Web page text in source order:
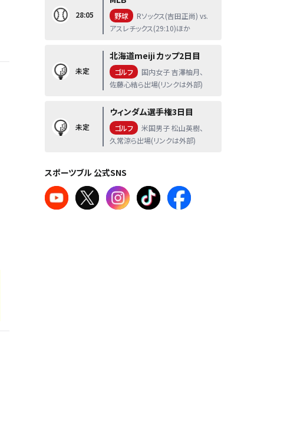
28:05 野球
Rソックス(吉田正尚) vs.
アスレチックス(29:10)ほか
未定
北海道meiji カップ2日目
ゴルフ
国内女子 吉澤柚月、
佐藤心結ら出場(リンクは外部)
未定
ウィンダム選手権3日目
ゴルフ
米国男子 松山英樹、
久常涼ら出場(リンクは外部)
スポーツブル 公式SNS